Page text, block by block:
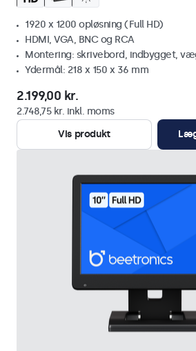
1920 x 1200 opløsning (Full HD)
HDMI, VGA, BNC og RCA
Montering: skrivebord, indbygget,
Ydermål: 218 x 150 x 36 mm
2.199,00 kr.
2.748,75 kr. inkl. moms
Vis produkt